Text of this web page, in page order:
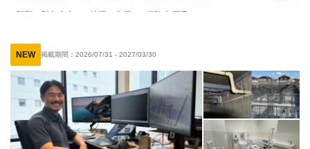
残業月20時間以下
NEW 掲載期間： 2026/07/31 - 2027/03/30